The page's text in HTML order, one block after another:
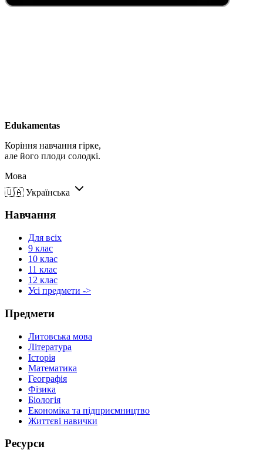
Edukamentas
Коріння навчання гірке,
але його плоди солодкі.
Мова
🇺🇦 Українська
Навчання
Для всіх
9 клас
10 клас
11 клас
12 клас
Усі предмети ->
Предмети
Литовська мова
Література
Історія
Математика
Географія
Фізика
Біологія
Економіка та підприємництво
Життєві навички
Ресурси